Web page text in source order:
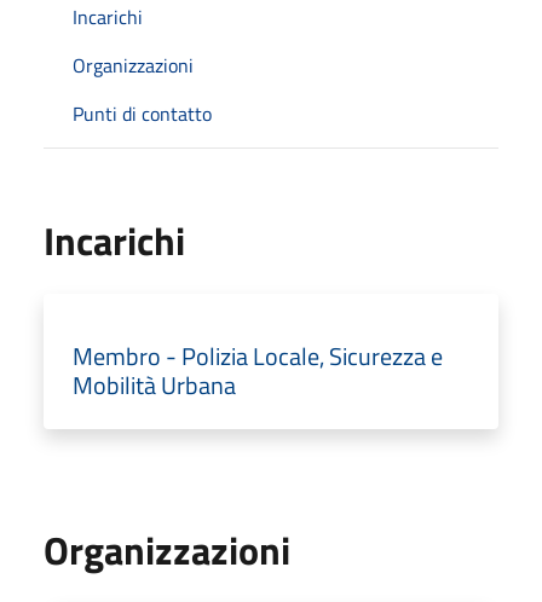
Incarichi
Organizzazioni
Punti di contatto
Incarichi
Membro - Polizia Locale, Sicurezza e
Mobilità Urbana
Organizzazioni